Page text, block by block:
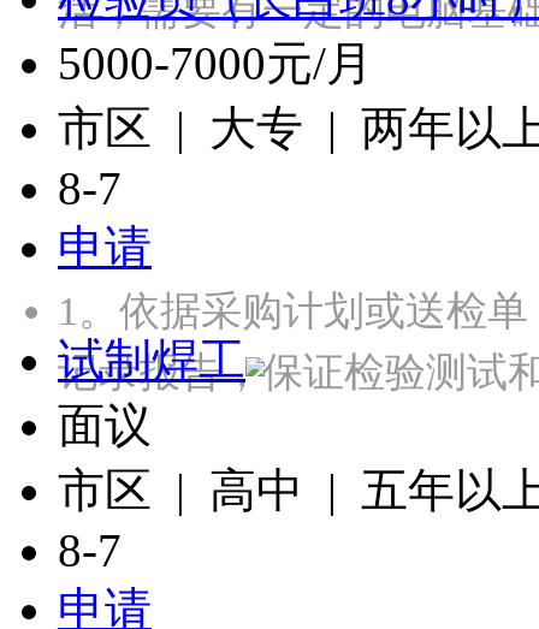
活，需要有一定的电脑
5000-7000元/月
市区 | 大专 | 两年以
8-7
申请
1。依据采购计划或送检
记录报告，保证检验测
试制焊工
面议
市区 | 高中 | 五年以
8-7
申请